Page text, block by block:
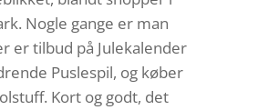
Nogle gange er man
er tilbud på Julekalender
Puslespil, og køber
Kort og godt, det